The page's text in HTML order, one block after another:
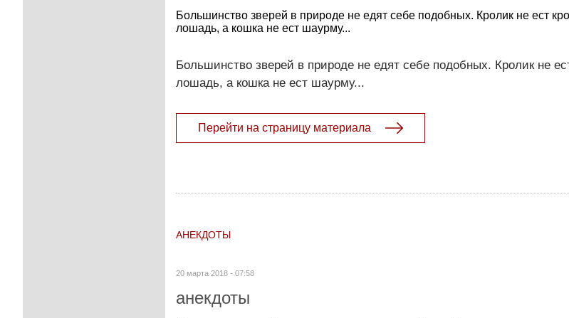
Большинство зверей в природе не едят себе подобных. Кролик не ест
лошадь, а кошка не ест шаурму...
Большинство зверей в природе не едят себе подобных. Кролик не
лошадь, а кошка не ест шаурму...
Перейти на страницу материала
АНЕКДОТЫ
20 марта 2018 - 07:58
анекдоты